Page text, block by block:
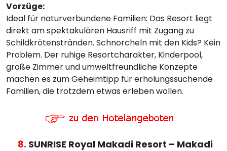
Vorzüge:
Ideal für naturverbundene Familien: Das Resort liegt
direkt am spektakulären Hausriff mit Zugang zu
Schildkrötenstränden. Schnorcheln mit den Kids? Kein
Problem. Der ruhige Resortcharakter, Kinderpool,
große Zimmer und umweltfreundliche Konzepte
machen es zum Geheimtipp für erholungssuchende
Familien, die trotzdem etwas erleben wollen.
8. SUNRISE Royal Makadi Resort – Makadi